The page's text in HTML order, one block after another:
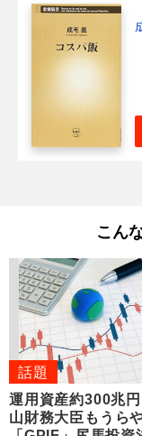
こん
話題
運用資産約300兆
山財務大臣もうら